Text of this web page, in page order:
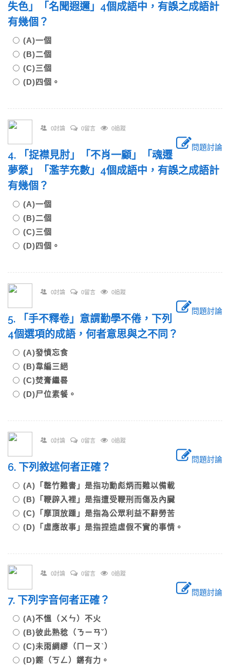
失色」「名聞遐邇」4個成語中，有誤之成語計
有幾個？
(A)一個
(B)二個
(C)三個
(D)四個。
0討論 0留言 0追蹤
問題討論
4. 「捉襟見肘」「不肖一顧」「魂遷
夢縈」「濫芋充數」4個成語中，有誤之成語計
有幾個？
(A)一個
(B)二個
(C)三個
(D)四個。
0討論 0留言 0追蹤
問題討論
5. 「手不釋卷」意謂勤學不倦，下列
4個選項的成語，何者意思與之不同？
(A)發憤忘食
(B)韋編三絕
(C)焚膏繼晷
(D)尸位素餐。
0討論 0留言 0追蹤
問題討論
6. 下列敘述何者正確？
(A)「罄竹難書」是指功勳彪炳而難以備載
(B)「鞭辟入裡」是指遭受鞭刑而傷及內臟
(C)「摩頂放踵」是指為公眾利益不辭勞苦
(D)「虛應故事」是指捏造虛假不實的事情。
0討論 0留言 0追蹤
問題討論
7. 下列字音何者正確？
(A)不慍（ㄨㄣ）不火
(B)彼此熟稔（ㄋㄧㄢˇ）
(C)未雨綢繆（ㄇㄧㄡˋ）
(D)鏗（ㄎㄥ）鏘有力。